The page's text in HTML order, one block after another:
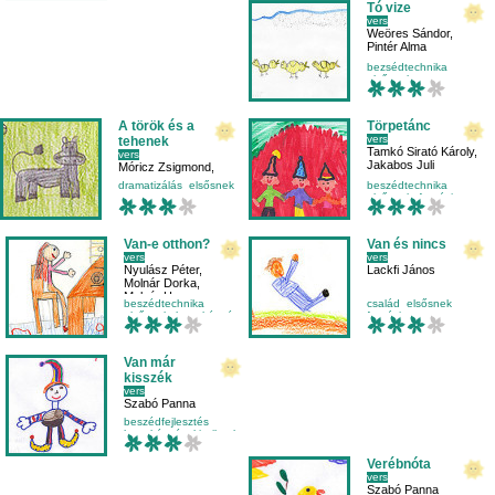
Tó vize
vers
Weöres Sándor,
Pintér Alma
bezsédtechnika
elsősnek
környezetismeret
A török és a
tehenek
vers
Móricz Zsigmond
Langer Levente
dramatizálás elsősnek
mese-vers
mozgásfejlesztés
Törpetánc
vers
Tamkó Sirató Károly,
Jakabos Juli
beszédtechnika
elsősnek fantázia
hangképzés
Van-e otthon?
vers
Nyulász Péter,
Molnár Dorka
Molnár Hanna
beszédtechnika
elsősnek hangképzés
kicsiknek
Van és nincs
vers
Lackfi János
család
elsősnek
fantázia
környezetismeret
Van már
kisszék
vers
Szabó Panna
beszédfejlesztés
hangképzés
kicsiknek
mese-vers
Verébnóta
vers
Szabó Panna